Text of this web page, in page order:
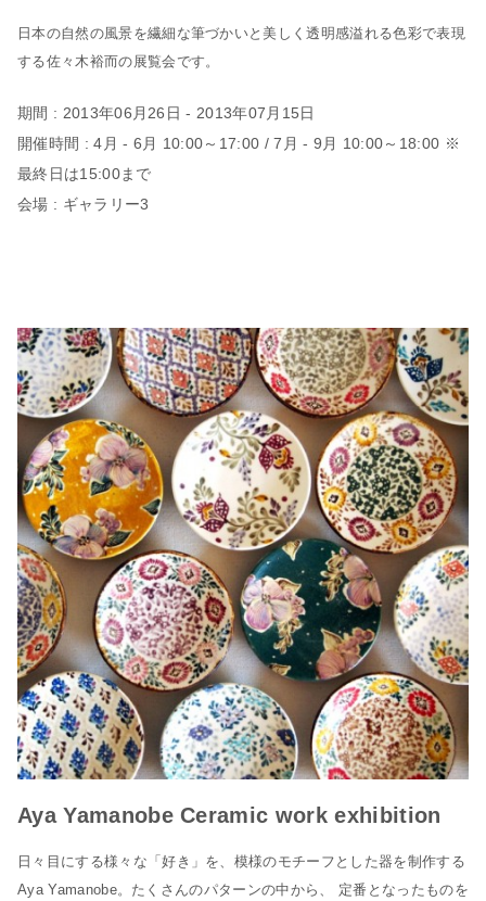
日本の自然の風景を繊細な筆づかいと美しく透明感溢れる色彩で表現
する佐々木裕而の展覧会です。
期間 : 2013年06月26日 - 2013年07月15日
開催時間 : 4月 - 6月 10:00～17:00 / 7月 - 9月 10:00～18:00 ※
最終日は15:00まで
会場 : ギャラリー3
Aya Yamanobe Ceramic work exhibition
日々目にする様々な「好き」を、模様のモチーフとした器を制作する
Aya Yamanobe。たくさんのパターンの中から、 定番となったものを